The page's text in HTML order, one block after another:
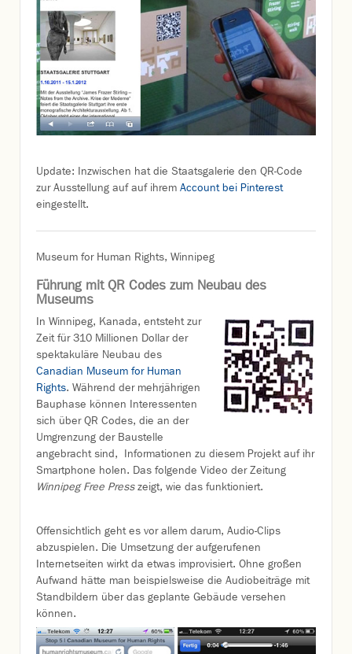
Update: Inzwischen hat die Staatsgalerie den QR-Code
zur Ausstellung auf auf ihrem Account bei Pinterest
eingestellt.
Museum for Human Rights, Winnipeg
Führung mit QR Codes zum Neubau des
Museums
In Winnipeg, Kanada, entsteht zur
Zeit für 310 Millionen Dollar der
spektakuläre Neubau des
Canadian Museum for Human
Rights. Während der mehrjährigen
Bauphase können Interessenten
sich über QR Codes, die an der
Umgrenzung der Baustelle
angebracht sind, Informationen zu diesem Projekt auf ihr
Smartphone holen. Das folgende Video der Zeitung
Winnipeg Free Presszeigt, wie das funktioniert.
Offensichtlich geht es vor allem darum, Audio-Clips
abzuspielen. Die Umsetzung der aufgerufenen
Internetseiten wirkt da etwas improvisiert. Ohne großen
Aufwand hätte man beispielsweise die Audiobeiträge mit
Standbildern über das geplante Gebäude versehen
können.